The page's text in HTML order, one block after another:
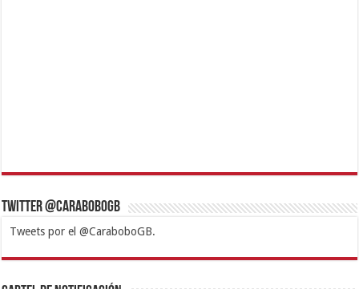
Twitter @CaraboboGB
Tweets por el @CaraboboGB.
1xbetBetturkeyBetistKralbetSupertotobetTipobetMatadorbetMariobet
https://mvbcasino.com/